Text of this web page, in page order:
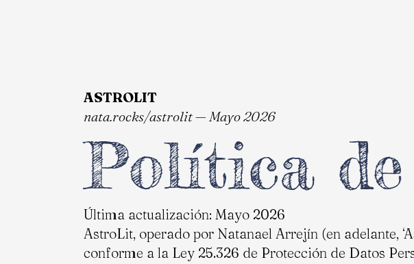
ASTROLIT
nata.rocks/astrolit — Mayo 2026
Política
Última actualización: Mayo 2026
AstroLit, operado por Natanael Arrejín (en adelante,
conforme a la Ley 25.326 de Protección de Datos